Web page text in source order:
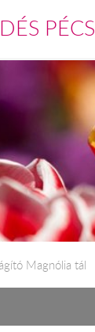
PÉCS
Magnólia tál